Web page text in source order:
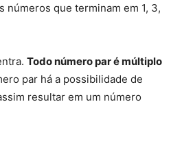
números que terminam em 1, 3,
Todo número par é múltiplo
par há a possibilidade de
resultar em um número